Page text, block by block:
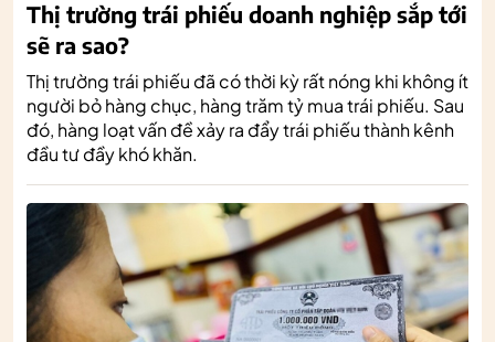
Thị trường trái phiếu doanh nghiệp sắp tới
sẽ ra sao?
Thị trường trái phiếu đã có thời kỳ rất nóng khi không ít
người bỏ hàng chục, hàng trăm tỷ mua trái phiếu. Sau
đó, hàng loạt vấn đề xảy ra đẩy trái phiếu thành kênh
đầu tư đầy khó khăn.